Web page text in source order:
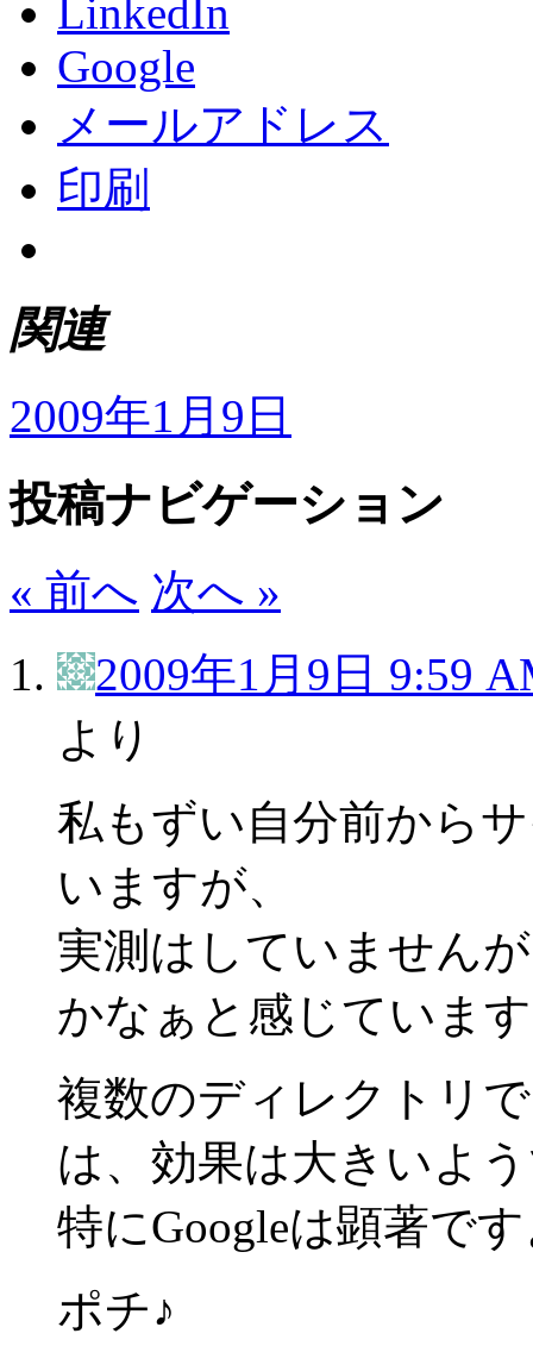
LinkedIn
Google
メールアドレス
印刷
関連
2009年1月9日
投稿ナビゲーション
« 前へ 次へ »
2009年1月9日 9:59
より
私もずい自分前から
いますが、
実測はしていません
かなぁと感じていま
複数のディレクトリ
は、効果は大きいよ
特にGoogleは顕著で
ポチ♪